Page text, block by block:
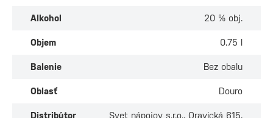
Alkohol 20 % obj.
Objem 0.75 l
Balenie Bez obalu
Oblasť Douro
Distribútor
Svet nápojov s.r.o., Oravická 615,